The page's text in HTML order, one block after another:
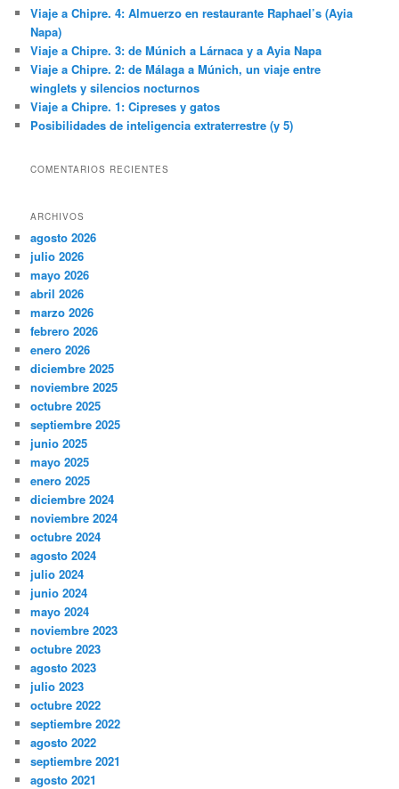
r
Viaje a Chipre. 4: Almuerzo en restaurante Raphael’s (Ayia
Napa)
Viaje a Chipre. 3: de Múnich a Lárnaca y a Ayia Napa
Viaje a Chipre. 2: de Málaga a Múnich, un viaje entre
winglets y silencios nocturnos
Viaje a Chipre. 1: Cipreses y gatos
Posibilidades de inteligencia extraterrestre (y 5)
COMENTARIOS RECIENTES
ARCHIVOS
agosto 2026
julio 2026
mayo 2026
abril 2026
marzo 2026
febrero 2026
enero 2026
diciembre 2025
noviembre 2025
octubre 2025
septiembre 2025
junio 2025
mayo 2025
enero 2025
diciembre 2024
noviembre 2024
octubre 2024
agosto 2024
julio 2024
junio 2024
mayo 2024
noviembre 2023
octubre 2023
agosto 2023
julio 2023
octubre 2022
septiembre 2022
agosto 2022
septiembre 2021
agosto 2021